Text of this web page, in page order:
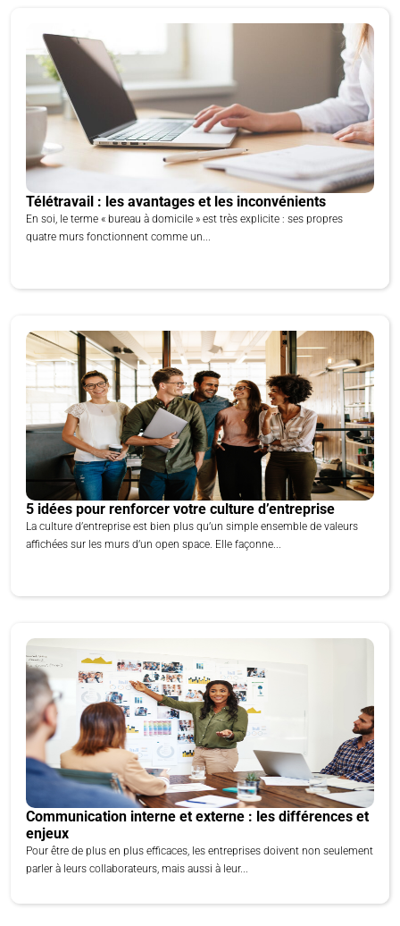
Télétravail : les avantages et les inconvénients
En soi, le terme « bureau à domicile » est très explicite : ses propres
quatre murs fonctionnent comme un...
5 idées pour renforcer votre culture d’entreprise
La culture d’entreprise est bien plus qu’un simple ensemble de valeurs
affichées sur les murs d’un open space. Elle façonne...
Communication interne et externe : les différences et
enjeux
Pour être de plus en plus efficaces, les entreprises doivent non seulement
parler à leurs collaborateurs, mais aussi à leur...